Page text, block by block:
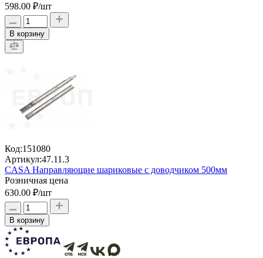
598.00 ₽/шт
В корзину
Код:151080
Артикул:47.11.3
CASA Направляющие шариковые с доводчиком 500мм
Розничная цена
630.00 ₽/шт
В корзину